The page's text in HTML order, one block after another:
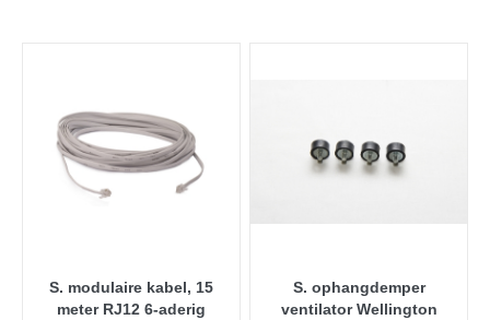
S. modulaire kabel, 15
meter RJ12 6-aderig
S. ophangdemper
ventilator Wellington